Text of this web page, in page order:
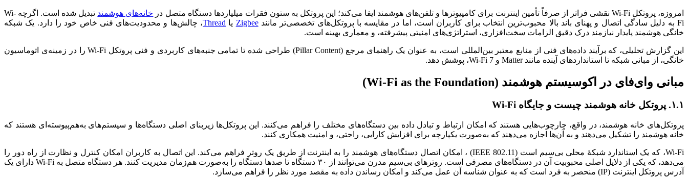
امروزه، پروتکل Wi-Fi نقشی فراتر از صرفاً تأمین اینترنت برای کامپیوترها و تلفن‌های هوشمند ایفا می‌کند؛ این پروتکل به ستون فقرات میلیاردها دستگاه متصل در خانه‌های هوشمند
تبدیل شده است. اگرچه Wi-
Fi به دلیل سادگی اتصال و پهنای باند بالا محبوب‌ترین انتخاب برای کاربران است، اما در مقایسه با پروتکل‌های تخصصی‌تر مانند
Zigbee یا Thread، چالش‌ها و محدودیت‌های فنی خاص خود را دارد. یک شبکه
خانگی هوشمند پایدار نیازمند درک دقیق الزامات سخت‌افزاری، استراتژی‌های امنیتی پیشرفته، و معماری بهینه است.
این گزارش تحلیلی، که برآیند داده‌های فنی از منابع معتبر بین‌المللی است، به عنوان یک راهنمای مرجع (Pillar Content) طراحی شده تا تمامی جنبه‌های کاربردی و فنی پروتکل Wi-Fi را در زمینه‌ی اتوماسیون
خانگی، از مبانی شبکه تا استانداردهای آینده مانند Matter و Wi-Fi 7، پوشش دهد.
مبانی وای‌فای در اکوسیستم هوشمند (Wi-Fi as the Foundation)
۱.۱. پروتکل خانه هوشمند چیست و جایگاه Wi-Fi
پروتکل‌های خانه هوشمند، در واقع، چارچوب‌هایی هستند که امکان ارتباط و تبادل داده بین دستگاه‌های مختلف را فراهم می‌کنند. این پروتکل‌ها زیربنای اصلی دستگاه‌ها و سیستم‌های به‌هم‌پیوسته‌ای هستند که
خانه هوشمند را تشکیل می‌دهند و به آن‌ها اجازه می‌دهند که به‌صورت یکپارچه برای افزایش کارایی، راحتی، و امنیت همکاری کنند.
Wi-Fi، که یک استاندارد شبکۀ محلی بی‌سیم است (IEEE 802.11) ، امکان اتصال دستگاه‌های هوشمند را به اینترنت از طریق یک روتر فراهم می‌کند. این اتصال به کاربران امکان کنترل و نظارت از راه دور را
می‌دهد، که یکی از دلایل اصلی محبوبیت آن در دستگاه‌های مصرفی است. روترهای بی‌سیم مدرن می‌توانند از ۳۰ دستگاه تا صدها دستگاه را به‌صورت هم‌زمان مدیریت کنند. هر دستگاه متصل به Wi-Fi دارای یک
آدرس پروتکل اینترنت (IP) منحصر به فرد است که به عنوان شناسه آن عمل می‌کند و امکان رساندن داده به مقصد مورد نظر را فراهم می‌سازد.